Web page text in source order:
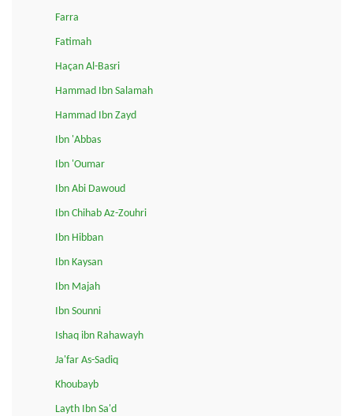
Farra
Fatimah
Haçan Al-Basri
Hammad Ibn Salamah
Hammad Ibn Zayd
Ibn 'Abbas
Ibn 'Oumar
Ibn Abi Dawoud
Ibn Chihab Az-Zouhri
Ibn Hibban
Ibn Kaysan
Ibn Majah
Ibn Sounni
Ishaq ibn Rahawayh
Ja'far As-Sadiq
Khoubayb
Layth Ibn Sa'd